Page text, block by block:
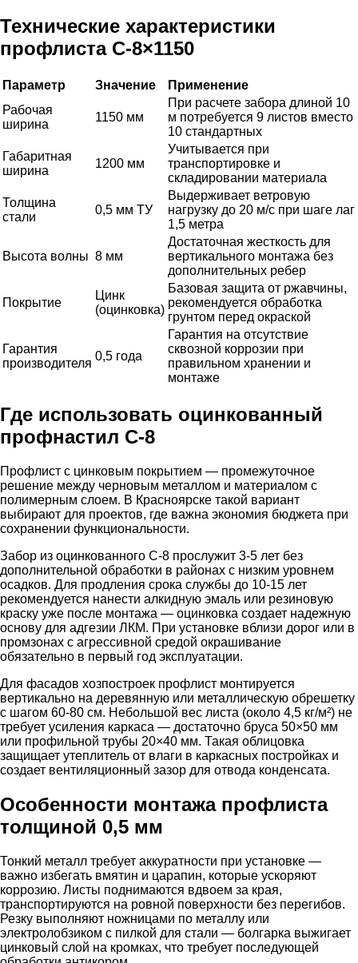
Технические характеристики
профлиста С-8×1150
Параметр Значение
Применение
Рабочая
ширина
1150 мм
При расчете забора длиной 10
м потребуется 9 листов вместо
10 стандартных
Габаритная
ширина
1200 мм
Учитывается при
транспортировке и
складировании материала
Толщина
стали
0,5 мм ТУ
Выдерживает ветровую
нагрузку до 20 м/с при шаге лаг
1,5 метра
Высота волны 8 мм
Достаточная жесткость для
вертикального монтажа без
дополнительных ребер
Покрытие
Цинк
(оцинковка)
Базовая защита от ржавчины,
рекомендуется обработка
грунтом перед окраской
Гарантия
производителя
0,5 года
Гарантия на отсутствие
сквозной коррозии при
правильном хранении и
монтаже
Где использовать оцинкованный
профнастил С-8
Профлист с цинковым покрытием — промежуточное
решение между черновым металлом и материалом с
полимерным слоем. В Красноярске такой вариант
выбирают для проектов, где важна экономия бюджета при
сохранении функциональности.
Забор из оцинкованного С-8 прослужит 3-5 лет без
дополнительной обработки в районах с низким уровнем
осадков. Для продления срока службы до 10-15 лет
рекомендуется нанести алкидную эмаль или резиновую
краску уже после монтажа — оцинковка создает надежную
основу для адгезии ЛКМ. При установке вблизи дорог или в
промзонах с агрессивной средой окрашивание
обязательно в первый год эксплуатации.
Для фасадов хозпостроек профлист монтируется
вертикально на деревянную или металлическую обрешетку
с шагом 60-80 см. Небольшой вес листа (около 4,5 кг/м²) не
требует усиления каркаса — достаточно бруса 50×50 мм
или профильной трубы 20×40 мм. Такая облицовка
защищает утеплитель от влаги в каркасных постройках и
создает вентиляционный зазор для отвода конденсата.
Особенности монтажа профлиста
толщиной 0,5 мм
Тонкий металл требует аккуратности при установке —
важно избегать вмятин и царапин, которые ускоряют
коррозию. Листы поднимаются вдвоем за края,
транспортируются на ровной поверхности без перегибов.
Резку выполняют ножницами по металлу или
электролобзиком с пилкой для стали — болгарка выжигает
цинковый слой на кромках, что требует последующей